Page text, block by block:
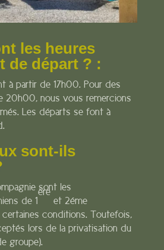
les heures
de départ ? :
à partir de 17h00. Pour des
20h00, nous vous remercions
Les départs se font à
sont-ils
sont les
de 1
ère
et 2éme
conditions. Toutefois,
lors de la privatisation du
groupe).